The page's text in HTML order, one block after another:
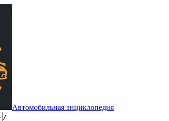
Автомобильная энциклопедия
/